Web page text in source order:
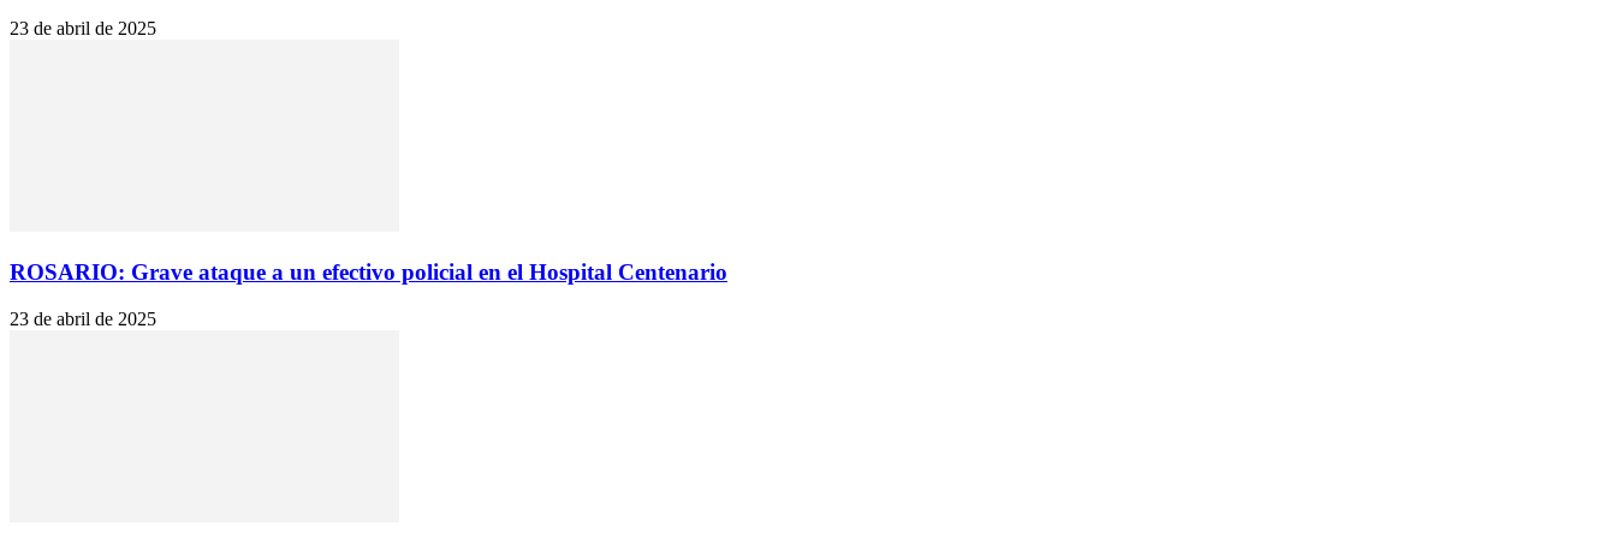
23 de abril de 2025
ROSARIO: Grave ataque a un efectivo policial en el Hospital Centenario
23 de abril de 2025